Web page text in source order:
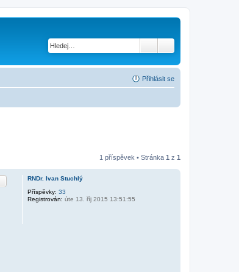
Přihlásit se
1 příspěvek • Stránka 1 z 1
RNDr. Ivan Stuchlý
Příspěvky: 33
Registrován: úte 13. říj 2015 13:51:55
Citace